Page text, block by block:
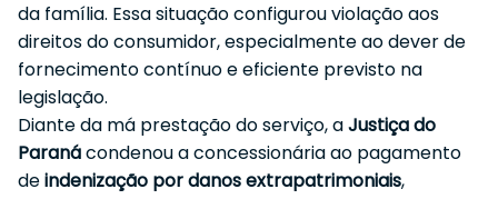
da família. Essa situação configurou violação aos
direitos do consumidor, especialmente ao dever de
fornecimento contínuo e eficiente previsto na
legislação.
Diante da má prestação do serviço, aJustiça do
Paranácondenou a concessionária ao pagamento
deindenização por danos extrapatrimoniais,